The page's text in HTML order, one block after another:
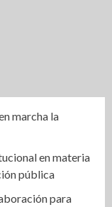
marcha la
en materia
pública
para